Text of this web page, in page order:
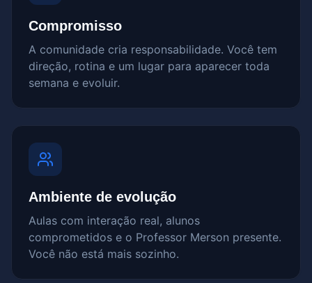
Compromisso
A comunidade cria responsabilidade. Você tem
direção, rotina e um lugar para aparecer toda
semana e evoluir.
Ambiente de evolução
Aulas com interação real, alunos
comprometidos e o Professor Merson presente.
Você não está mais sozinho.